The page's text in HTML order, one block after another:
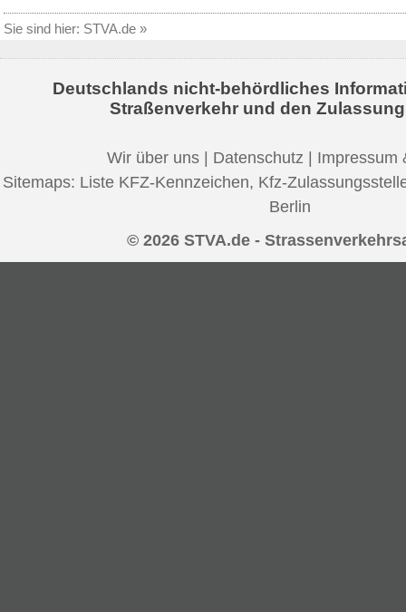
Sie sind hier: STVA.de »
Deutschlands nicht-behördliches
Straßenverkehr und den
Wir über uns | Datenschutz | Impressum
Sitemaps: Liste KFZ-Kennzeichen, Kfz-
Berlin
© 2026 STVA.de -